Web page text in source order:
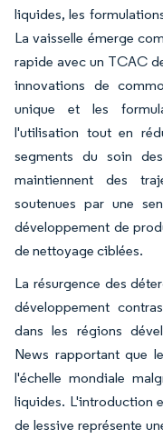
liquides, les
La vaisselle émerge
rapide avec un TCAC
innovations de
unique et les
l'utilisation tout en
segments du soin
maintiennent des
soutenues par une
développement de
de nettoyage ciblées.
La résurgence des
développement
dans les régions
News rapportant que
l'échelle mondiale
liquides. L'introduction
de lessive représente